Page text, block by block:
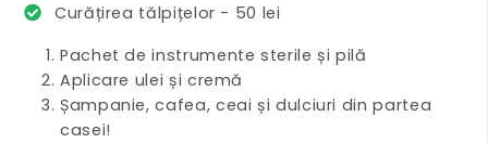
Curățirea tălpițelor - 50 lei
Pachet de instrumente sterile și pilă
Aplicare ulei și cremă
Șampanie, cafea, ceai și dulciuri din partea
casei!